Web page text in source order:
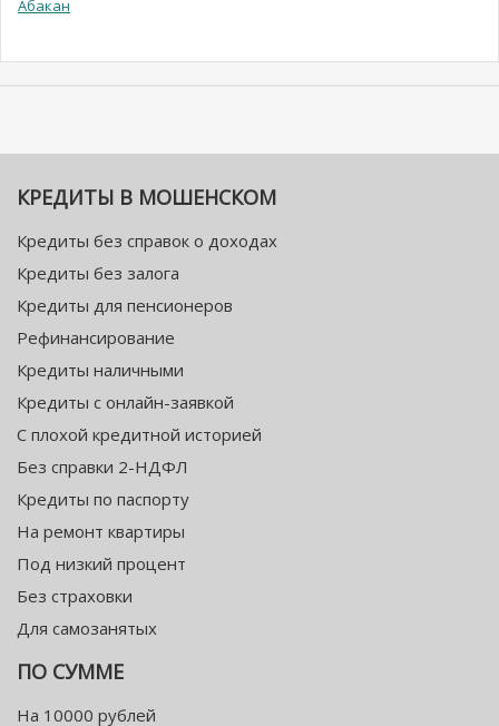
Абакан
КРЕДИТЫ В МОШЕНСКОМ
Кредиты без справок о доходах
Кредиты без залога
Кредиты для пенсионеров
Рефинансирование
Кредиты наличными
Кредиты с онлайн-заявкой
С плохой кредитной историей
Без справки 2-НДФЛ
Кредиты по паспорту
На ремонт квартиры
Под низкий процент
Без страховки
Для самозанятых
ПО СУММЕ
На 10000 рублей